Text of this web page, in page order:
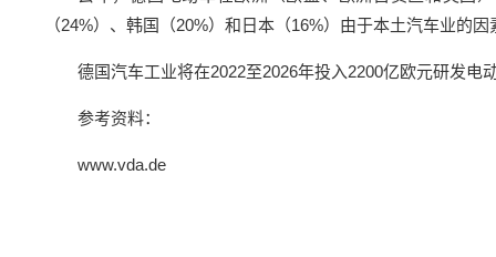
（24%）、韩国（20%）和日本（16%）由于本土汽车业的
德国汽车工业将在2022至2026年投入2200亿欧元研发
参考资料：
www.vda.de